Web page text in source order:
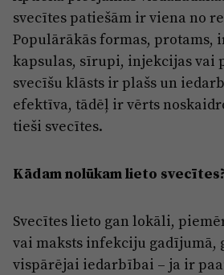
Jūrmala
Par
svecītes patiešām ir viena no
Populārākās formas, protams,
kapsulas, sīrupi, injekcijas vai
svecīšu klāsts ir plašs un
efektīva, tādēļ ir vērts
tieši svecītes.
Kādam nolūkam lieto
Svecītes lieto gan lokāli,
vai maksts infekciju gadījumā,
vispārējai iedarbībai – ja ir